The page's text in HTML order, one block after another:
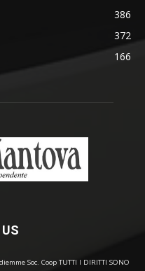
386
372
166
Soc. Coop TUTTI I DIRITTI SONO